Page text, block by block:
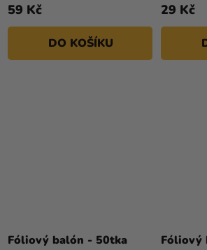
59 Kč
DO KOŠÍKU
29 Kč
Fóliový balón - 50tka
Fóliový